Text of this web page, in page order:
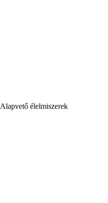
Alapvető élelmiszerek